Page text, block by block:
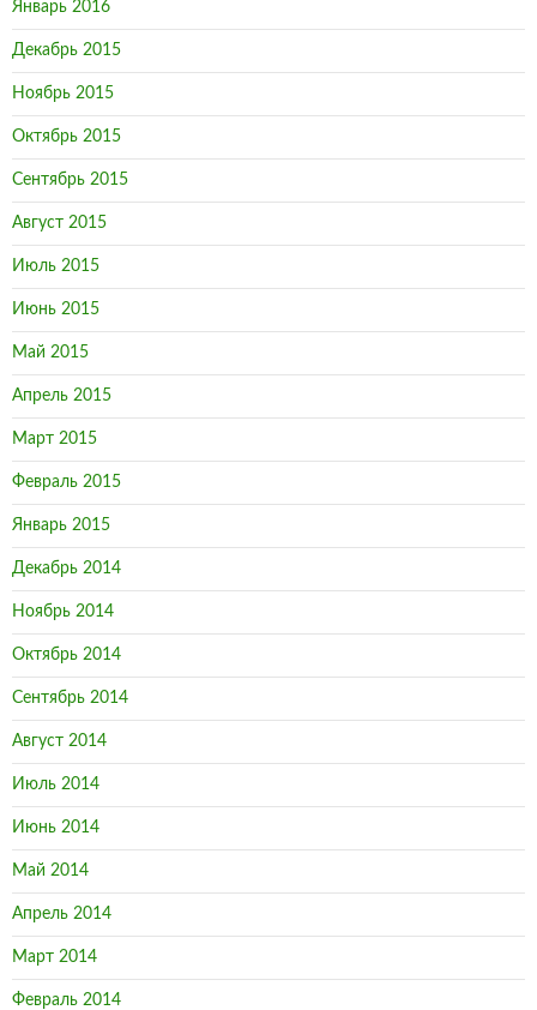
Январь 2016
Декабрь 2015
Ноябрь 2015
Октябрь 2015
Сентябрь 2015
Август 2015
Июль 2015
Июнь 2015
Май 2015
Апрель 2015
Март 2015
Февраль 2015
Январь 2015
Декабрь 2014
Ноябрь 2014
Октябрь 2014
Сентябрь 2014
Август 2014
Июль 2014
Июнь 2014
Май 2014
Апрель 2014
Март 2014
Февраль 2014